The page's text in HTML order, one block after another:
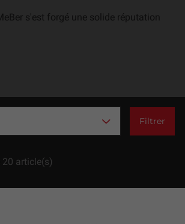
s'est forgé une solide réputation
Filtrer
article(s)